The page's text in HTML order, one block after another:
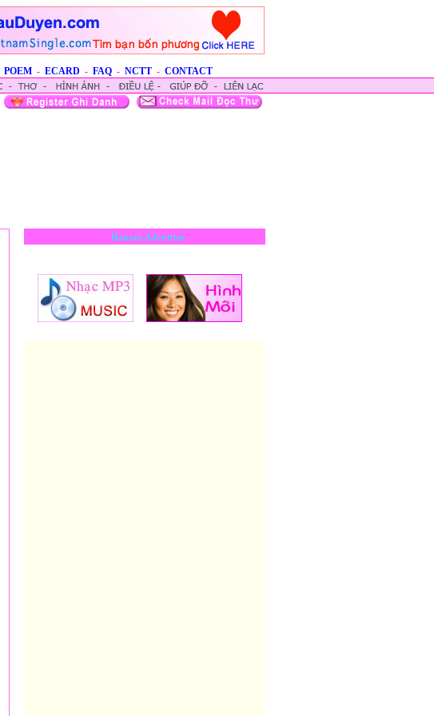
POEM - ECARD - FAQ - NCTT - CONTACT
Banner Advertise